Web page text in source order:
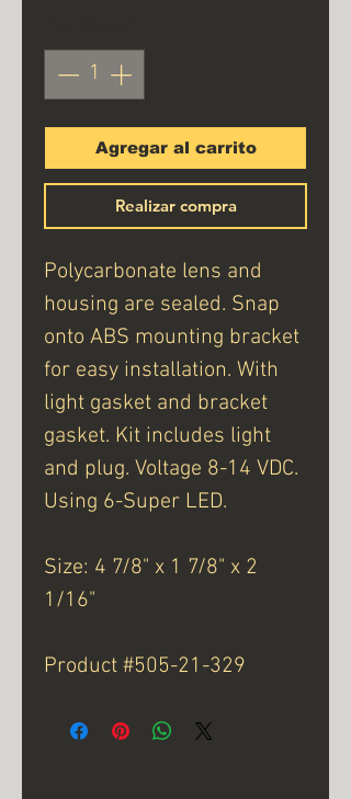
Agregar al carrito
Realizar compra
Polycarbonate lens and
housing are sealed. Snap
onto ABS mounting bracket
for easy installation. With
light gasket and bracket
gasket. Kit includes light
and plug. Voltage 8-14 VDC.
Using 6-Super LED.
Size: 4 7/8" x 1 7/8" x 2
1/16"
Product #505-21-329